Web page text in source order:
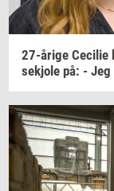
27-​årige Ce­ci­lie
sekjo­le på: - Jeg